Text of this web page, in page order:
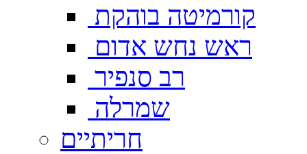
קורמיטה בוהקת
ראש נחש אדום
רב סנפיר
שמרלה
חריתיים